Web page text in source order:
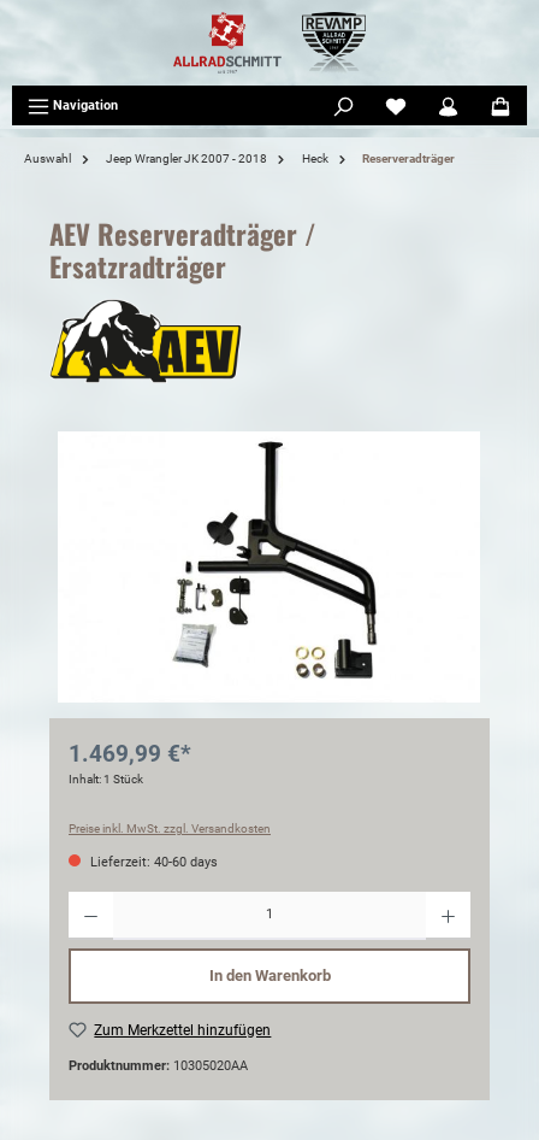
Navigation
Auswahl Jeep Wrangler JK 2007 - 2018 Heck Reserveradträger
AEV Reserveradträger /
Ersatzradträger
1.469,99 €*
Inhalt:1 Stück
Preise inkl. MwSt. zzgl. Versandkosten
Lieferzeit: 40-60 days
In den Warenkorb
Zum Merkzettel hinzufügen
Produktnummer: 10305020AA